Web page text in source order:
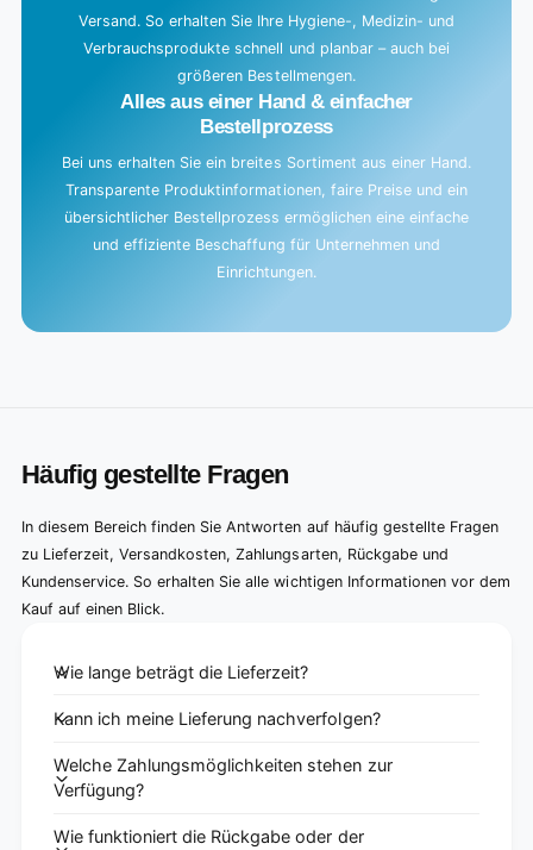
Versand. So erhalten Sie Ihre Hygiene-, Medizin- und
Verbrauchsprodukte schnell und planbar – auch bei
größeren Bestellmengen.
Alles aus einer Hand & einfacher
Bestellprozess
Bei uns erhalten Sie ein breites Sortiment aus einer Hand.
Transparente Produktinformationen, faire Preise und ein
übersichtlicher Bestellprozess ermöglichen eine einfache
und effiziente Beschaffung für Unternehmen und
Einrichtungen.
Häufig gestellte Fragen
In diesem Bereich finden Sie Antworten auf häufig gestellte Fragen
zu Lieferzeit, Versandkosten, Zahlungsarten, Rückgabe und
Kundenservice. So erhalten Sie alle wichtigen Informationen vor dem
Kauf auf einen Blick.
Wie lange beträgt die Lieferzeit?
Kann ich meine Lieferung nachverfolgen?
Welche Zahlungsmöglichkeiten stehen zur
Verfügung?
Wie funktioniert die Rückgabe oder der